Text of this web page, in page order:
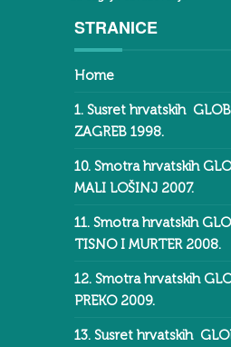
STRANICE
Home
1. Susret hrvatskih
ZAGREB 1998.
10. Smotra hrvatskih
MALI LOŠINJ 2007.
11. Smotra hrvatskih
TISNO I MURTER 2008.
12. Smotra hrvatskih
PREKO 2009.
13. Susret hrvatskih